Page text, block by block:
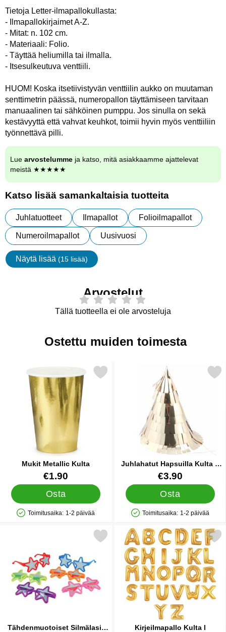
Tietoja Letter-ilmapallokullasta:
- Ilmapallokirjaimet A-Z.
- Mitat: n. 102 cm.
- Materiaali: Folio.
- Täyttää heliumilla tai ilmalla.
- Itsesulkeutuva venttiili.
HUOM! Koska itsetiivistyvän venttiilin aukko on muutaman
senttimetrin päässä, numeropallon täyttämiseen tarvitaan
manuaalinen tai sähköinen pumppu. Jos sinulla on sekä
kestävyyttä että vahvat keuhkot, toimii hyvin myös venttiiliin
työnnettävä pilli.
Lue arvostelumme ja katso, mitä asiakkaamme ajattelevat
meistä ★★★★★
Katso lisää samankaltaisia tuotteita
Juhlatuotteet Ilmapallot Folioilmapallot
Numeroilmapallot Uusivuosi
Näytä lisää (15 lisää)
ominaisuudet
Arvostelut
Tällä tuotteella ei ole arvosteluja
Ostettu muiden toimesta
Mukit Metallic Kulta
Tuote.nro 19638
€1.90
Osta
Saatavuus: Varastossa
Toimitusaika: 1-2 päivää
Merkitse mukit Metallic Kulta suosikiksi
Juhlahatut Hapsuilla Kulta 5
kpl
Tuote.nro 89625
€3.90
Osta
Saatavuus: Varastossa
Toimitusaika: 1-2 päivää
Merkitse juhlahatut
Tähdenmuotoiset Silmälasit
Merkitse tähdenmuotoiset Silmälasit Lapsille suosikiksi
Kirjeilmapallo Kulta l
Merkitse kirjeilmapallo